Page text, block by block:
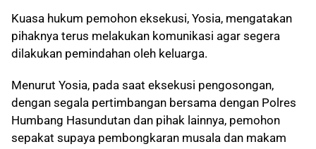
Kuasa hukum pemohon eksekusi, Yosia, mengatakan
pihaknya terus melakukan komunikasi agar segera
dilakukan pemindahan oleh keluarga.
Menurut Yosia, pada saat eksekusi pengosongan,
dengan segala pertimbangan bersama dengan Polres
Humbang Hasundutan dan pihak lainnya, pemohon
sepakat supaya pembongkaran musala dan makam